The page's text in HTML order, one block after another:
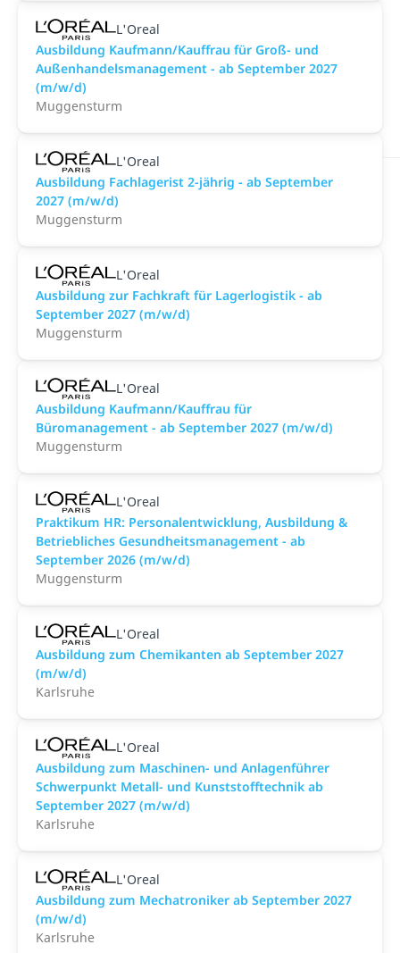
L'Oreal
Ausbildung Kaufmann/Kauffrau für Groß- und
Außenhandelsmanagement - ab September 2027
(m/w/d)
Muggensturm
L'Oreal
Ausbildung Fachlagerist 2-jährig - ab September
2027 (m/w/d)
Muggensturm
L'Oreal
Ausbildung zur Fachkraft für Lagerlogistik - ab
September 2027 (m/w/d)
Muggensturm
L'Oreal
Ausbildung Kaufmann/Kauffrau für
Büromanagement - ab September 2027 (m/w/d)
Muggensturm
L'Oreal
Praktikum HR: Personalentwicklung, Ausbildung &
Betriebliches Gesundheitsmanagement - ab
September 2026 (m/w/d)
Muggensturm
L'Oreal
Ausbildung zum Chemikanten ab September 2027
(m/w/d)
Karlsruhe
L'Oreal
Ausbildung zum Maschinen- und Anlagenführer
Schwerpunkt Metall- und Kunststofftechnik ab
September 2027 (m/w/d)
Karlsruhe
L'Oreal
Ausbildung zum Mechatroniker ab September 2027
(m/w/d)
Karlsruhe